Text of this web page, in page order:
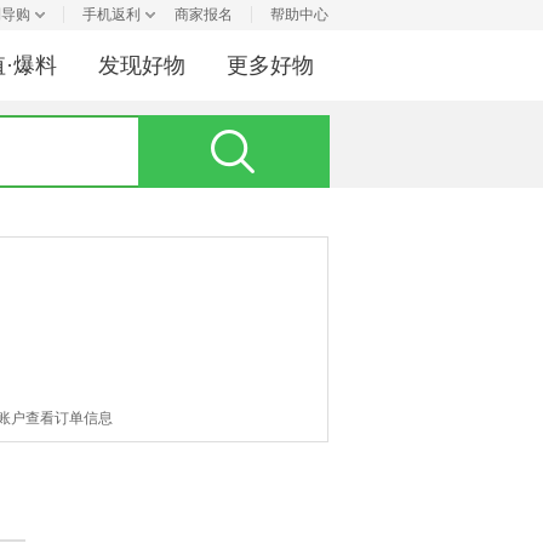
购 手机返利 商家报名 帮助中心
·爆料 发现好物 更多好物
户查看订单信息